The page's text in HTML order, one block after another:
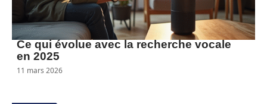
Ce qui évolue avec la recherche vocale
en 2025
11 mars 2026